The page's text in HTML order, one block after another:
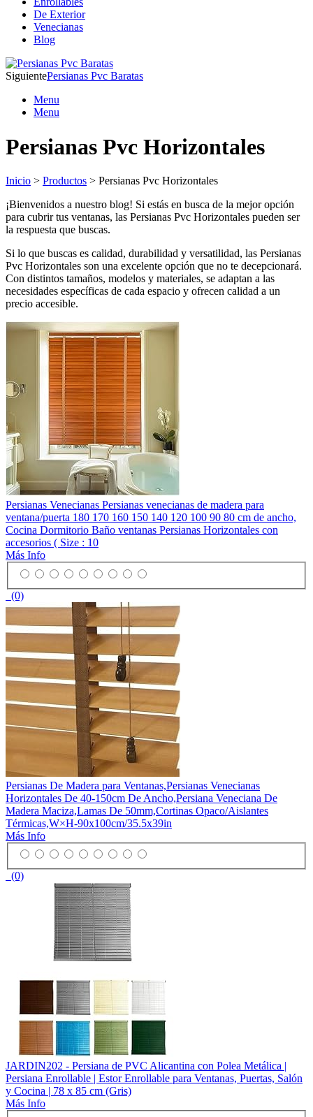
De Exterior
Venecianas
Blog
SiguientePersianas Pvc Baratas
Menu
Menu
Persianas Pvc Horizontales
Inicio > Productos > Persianas Pvc Horizontales
¡Bienvenidos a nuestro blog! Si estás en busca de la mejor opción
para cubrir tus ventanas, las Persianas Pvc Horizontales pueden ser
la respuesta que buscas.
Si lo que buscas es calidad, durabilidad y versatilidad, las Persianas
Pvc Horizontales son una excelente opción que no te decepcionará.
Con distintos tamaños, modelos y materiales, se adaptan a las
necesidades específicas de cada espacio y ofrecen calidad a un
precio accesible.
Persianas Venecianas Persianas venecianas de madera para
ventana/puerta 180 170 160 150 140 120 100 90 80 cm de ancho,
Cocina Dormitorio Baño ventanas Persianas Horizontales con
accesorios ( Size : 10
Más Info
(0)
Persianas De Madera para Ventanas,Persianas Venecianas
Horizontales De 40-150cm De Ancho,Persiana Veneciana De
Madera Maciza,Lamas De 50mm,Cortinas Opaco/Aislantes
Térmicas,W×H-90x100cm/35.5x39in
Más Info
(0)
JARDIN202 - Persiana de PVC Alicantina con Polea Metálica |
Persiana Enrollable | Estor Enrollable para Ventanas, Puertas, Salón
y Cocina | 78 x 85 cm (Gris)
Más Info